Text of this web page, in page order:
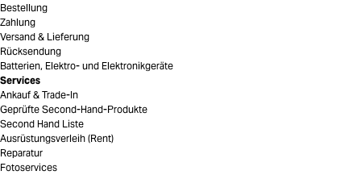
Bestellung
Zahlung
Versand & Lieferung
Rücksendung
Batterien, Elektro- und Elektronikgeräte
Services
Ankauf & Trade-In
Geprüfte Second-Hand-Produkte
Second Hand Liste
Ausrüstungsverleih (Rent)
Reparatur
Fotoservices